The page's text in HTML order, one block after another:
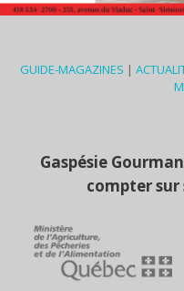
GUIDE-MAGAZINES |
Gaspésie
compter sur